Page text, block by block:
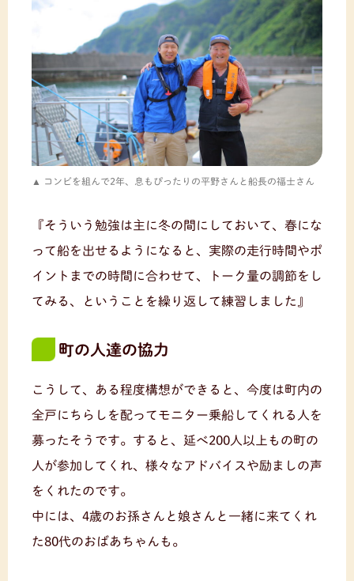
コンビを組んで2年、息もぴったりの平野さんと船長の福士さん
『そういう勉強は主に冬の間にしておいて、春にな
って船を出せるようになると、実際の走行時間やポ
イントまでの時間に合わせて、トーク量の調節をし
てみる、ということを繰り返して練習しました』
町の人達の協力
こうして、ある程度構想ができると、今度は町内の
全戸にちらしを配ってモニター乗船してくれる人を
募ったそうです。すると、延べ200人以上もの町の
人が参加してくれ、様々なアドバイスや励ましの声
をくれたのです。
中には、4歳のお孫さんと娘さんと一緒に来てくれ
た80代のおばあちゃんも。